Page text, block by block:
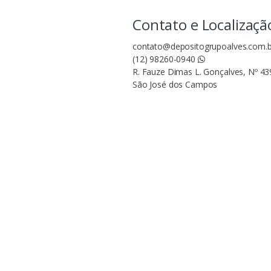
Contato e
(12) 98260-0940
R. Fauze Dimas L. Gonçalves, Nº
São José dos Campos